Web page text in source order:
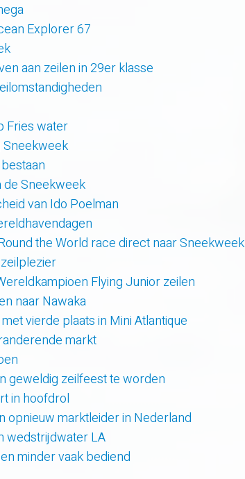
Explorer 67
aan zeilen in 29er klasse
Fries water
de Sneekweek
van Ido Poelman
the World race direct naar Sneekweek
Flying Junior zeilen
naar Nawaka
vierde plaats in Mini Atlantique
markt
geweldig zeilfeest te worden
in hoofdrol
opnieuw marktleider in Nederland
wedstrijdwater LA
minder vaak bediend